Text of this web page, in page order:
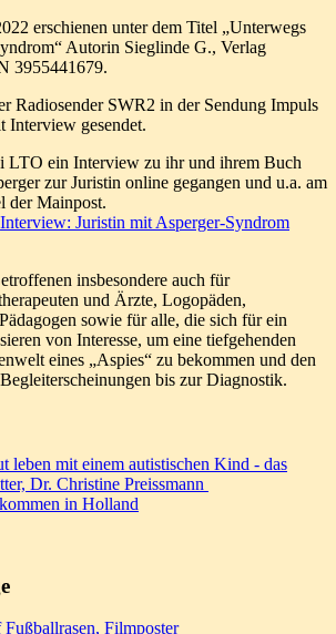
erschienen unter dem Titel „Unterwegs
Autorin Sieglinde G., Verlag
3955441679.
Radiosender SWR2 in der Sendung Impuls
Interview gesendet.
LTO ein Interview zu ihr und ihrem Buch
zur Juristin online gegangen und u.a. am
der Mainpost.
Interview: Juristin mit Asperger-Syndrom
insbesondere auch für
und Ärzte, Logopäden,
sowie für alle, die sich für ein
von Interesse, um eine tiefgehenden
eines „Aspies“ zu bekommen und den
bis zur Diagnostik.
leben mit einem autistischen Kind - das
Dr. Christine Preissmann
in Holland